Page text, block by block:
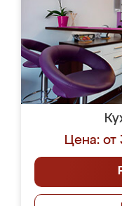
Цена: от